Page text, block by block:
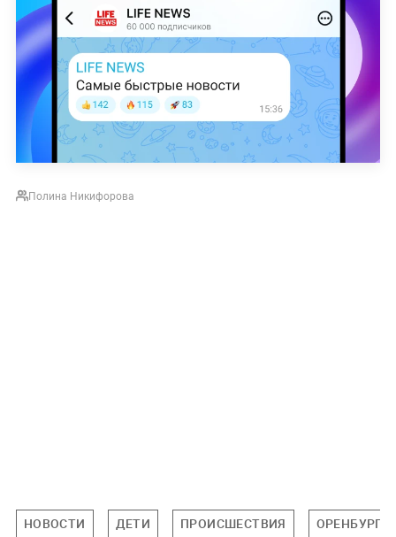
Полина Никифорова
НОВОСТИ ДЕТИ ПРОИСШЕСТВИЯ